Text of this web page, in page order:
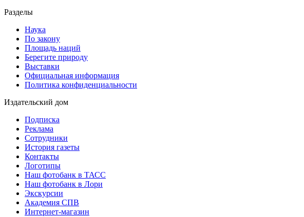
Разделы
Наука
По закону
Площадь наций
Берегите природу
Выставки
Официальная информация
Политика конфиденциальности
Издательский дом
Подписка
Реклама
Сотрудники
История газеты
Контакты
Логотипы
Наш фотобанк в ТАСС
Наш фотобанк в Лори
Экскурсии
Академия СПВ
Интернет-магазин